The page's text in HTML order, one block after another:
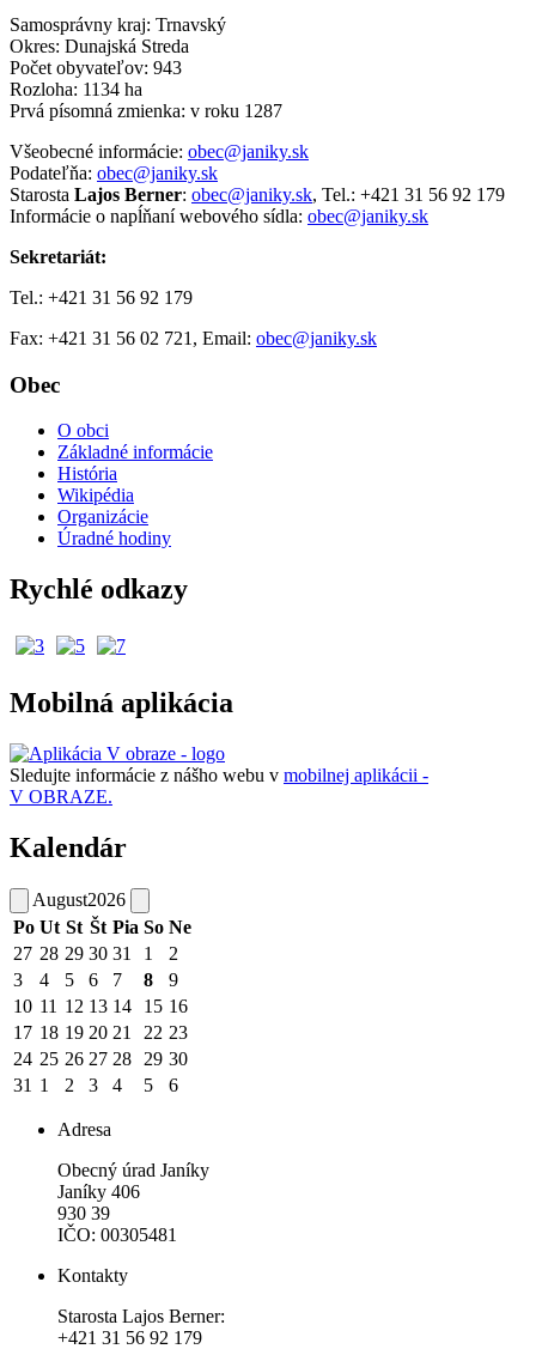
Samosprávny kraj: Trnavský
Okres: Dunajská Streda
Počet obyvateľov: 943
Rozloha: 1134 ha
Prvá písomná zmienka: v roku 1287
Všeobecné informácie: obec@janiky.sk
Podateľňa: obec@janiky.sk
Starosta Lajos Berner: obec@janiky.sk, Tel.: +421 31 56 92 179
Informácie o napĺňaní webového sídla: obec@janiky.sk
Sekretariát:
Tel.: +421 31 56 92 179
Fax: +421 31 56 02 721, Email: obec@janiky.sk
Obec
O obci
Základné informácie
História
Wikipédia
Organizácie
Úradné hodiny
Rychlé odkazy
Mobilná aplikácia
Sledujte informácie z nášho webu v mobilnej aplikácii -
V OBRAZE.
Kalendár
August2026
Po Ut St Št Pia So Ne
27 28 29 30 31 1
2
3
4 5 6 7 8
9
10 11 12 13 14 15 16
17 18 19 20 21 22 23
24 25 26 27 28 29 30
31 1 2 3 4 5 6
Adresa
Obecný úrad Janíky
Janíky 406
930 39
IČO: 00305481
Kontakty
Starosta Lajos Berner:
+421 31 56 92 179